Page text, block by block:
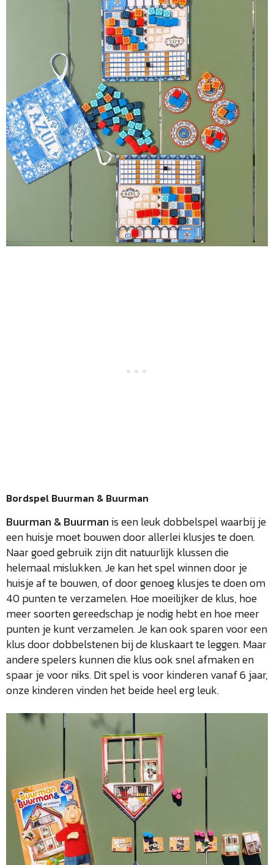
Bordspel Buurman & Buurman
Buurman & Buurmanis een leuk dobbelspel waarbij je
een huisje moet bouwen door allerlei klusjes te doen.
Naar goed gebruik zijn dit natuurlijk klussen die
helemaal mislukken. Je kan het spel winnen door je
huisje af te bouwen, of door genoeg klusjes te doen om
40 punten te verzamelen. Hoe moeilijker de klus, hoe
meer soorten gereedschap je nodig hebt en hoe meer
punten je kunt verzamelen. Je kan ook sparen voor een
klus door dobbelstenen bij de kluskaart te leggen. Maar
andere spelers kunnen die klus ook snel afmaken en
spaar je voor niks. Dit spel is voor kinderen vanaf 6 jaar,
onze kinderen vinden het beide heel erg leuk.